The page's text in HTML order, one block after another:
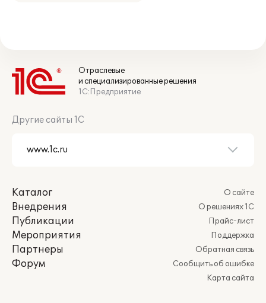
Отраслевые
и специализированные решения
1С:Предприятие
Другие сайты 1С
Каталог
Внедрения
Публикации
Мероприятия
Партнеры
Форум
О сайте
О решениях 1С
Прайс-лист
Поддержка
Обратная связь
Сообщить об ошибке
Карта сайта